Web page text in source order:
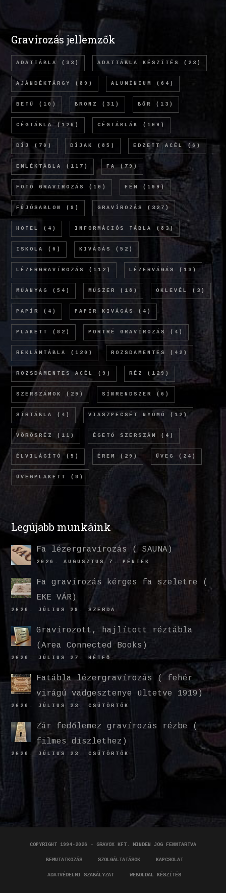
Gravírozás jellemzők
ADATTÁBLA (33) ADATTÁBLA KÉSZÍTÉS (23)
AJÁNDÉKTÁRGY (89) ALUMÍNIUM (64)
BETŰ (10) BRONZ (31) BŐR (13)
CÉGTÁBLA (126) CÉGTÁBLÁK (109)
DÍJ (70) DÍJAK (85) EDZETT ACÉL (6)
EMLÉKTÁBLA (117) FA (79)
FOTÓ GRAVÍROZÁS (10) FÉM (199)
FÚJÓSABLON (9) GRAVÍROZÁS (327)
HOTEL (4) INFORMÁCIÓS TÁBLA (83)
ISKOLA (6) KIVÁGÁS (52)
LÉZERGRAVÍROZÁS (112) LÉZERVÁGÁS (13)
MŰANYAG (54) MŰSZER (18) OKLEVÉL (3)
PAPÍR (4) PAPÍR KIVÁGÁS (4)
PLAKETT (82) PORTRÉ GRAVÍROZÁS (4)
REKLÁMTÁBLA (120) ROZSDAMENTES (42)
ROZSDAMENTES ACÉL (9) RÉZ (129)
SZERSZÁMOK (29) SÍNRENDSZER (6)
SÍRTÁBLA (4) VIASZPECSÉT NYOMÓ (12)
VÖRÖSRÉZ (11) ÉGETŐ SZERSZÁM (4)
ÉLVILÁGÍTÓ (5) ÉREM (29) ÜVEG (24)
ÜVEGPLAKETT (8)
Legújabb munkáink
Fa lézergravírozás ( SAUNA)
2026. AUGUSZTUS 7. PÉNTEK
Fa gravírozás kérges fa szeletre (
EKE VÁR)
2026. JÚLIUS 29. SZERDA
Gravírozott, hajlított réztábla
(Area Connected Books)
2026. JÚLIUS 27. HÉTFŐ
Fatábla lézergravírozás ( fehér
virágú vadgesztenye ültetve 1919)
2026. JÚLIUS 23. CSÜTÖRTÖK
Zár fedőlemez gravírozás rézbe (
filmes díszlethez)
2026. JÚLIUS 23. CSÜTÖRTÖK
COPYRIGHT 1994-2026 - GRAVOX KFT. MINDEN JOG FENNTARTVA
BEMUTATKOZÁS SZOLGÁLTATÁSOK KAPCSOLAT
ADATVÉDELMI SZABÁLYZAT WEBOLDAL KÉSZÍTÉS